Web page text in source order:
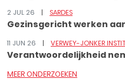
2 JUL 26 SARDES
Gezinsgericht werken
11 JUN 26 VERWEY-JONKER
Verantwoordelijkheid
MEER ONDERZOEKEN